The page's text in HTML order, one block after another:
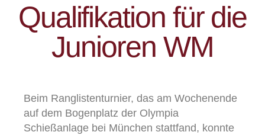
Qualifikation für die
Junioren WM
Beim Ranglistenturnier, das am Wochenende
auf dem Bogenplatz der Olympia
Schießanlage bei München stattfand, konnte